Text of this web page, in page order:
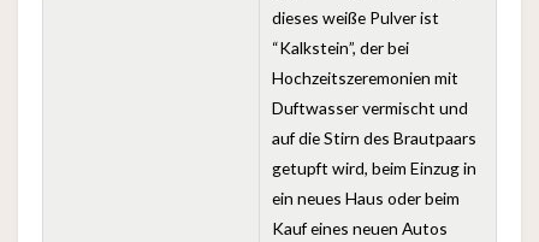
dieses weiße Pulver ist
“Kalkstein”, der bei
Hochzeitszeremonien mit
Duftwasser vermischt und
auf die Stirn des Brautpaars
getupft wird, beim Einzug in
ein neues Haus oder beim
Kauf eines neuen Autos